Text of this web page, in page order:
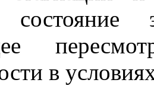
состояние
в